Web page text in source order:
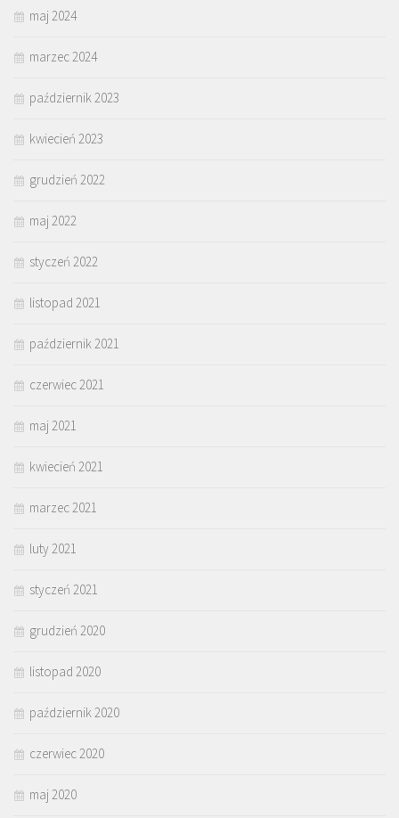
maj 2024
marzec 2024
październik 2023
kwiecień 2023
grudzień 2022
maj 2022
styczeń 2022
listopad 2021
październik 2021
czerwiec 2021
maj 2021
kwiecień 2021
marzec 2021
luty 2021
styczeń 2021
grudzień 2020
listopad 2020
październik 2020
czerwiec 2020
maj 2020